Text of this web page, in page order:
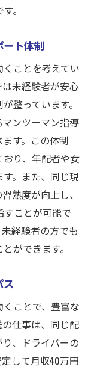
リアチャン
柔軟な働き
月収40万円を
トとは？
ツ
実現
トの節約
のテクニック
ライバーの働
選択肢
ためのポイン
の働き方改革
。
ト体制
ことを考えてい
未経験者が安心
整っています。
ンツーマン指導
す。この体制
り、年配者や女
。また、同じ現
熟度が向上し、
ことが可能で
経験者の方でも
ができます。
ス
ことで、豊富な
仕事は、同じ配
、ドライバーの
して月収40万円